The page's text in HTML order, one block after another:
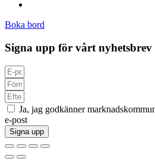
Boka bord
Signa upp för vårt nyhetsbrev
Ja, jag godkänner
e-post
Signa upp